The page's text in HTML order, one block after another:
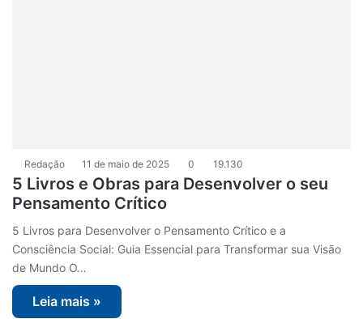
Redação 11 de maio de 2025 0 19.130
5 Livros e Obras para Desenvolver o seu
Pensamento Crítico
5 Livros para Desenvolver o Pensamento Crítico e a
Consciência Social: Guia Essencial para Transformar sua Visão
de Mundo O…
Leia mais »